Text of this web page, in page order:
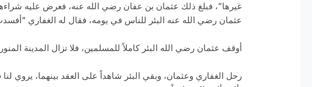
غيرها”، فبلغ ذلك عثمان بن عفان رضي الله عنه، فعرض عليه
عثمان رضي الله عنه البئر للناس في يومه، فقال له الغفاري
أوقف عثمان رضي الله البئر كاملاً للمسلمين، فلا تزال المدينة
رحل الغفاري وعثمان، وبقي البئر شاهداً على العقد بينهما، يروي